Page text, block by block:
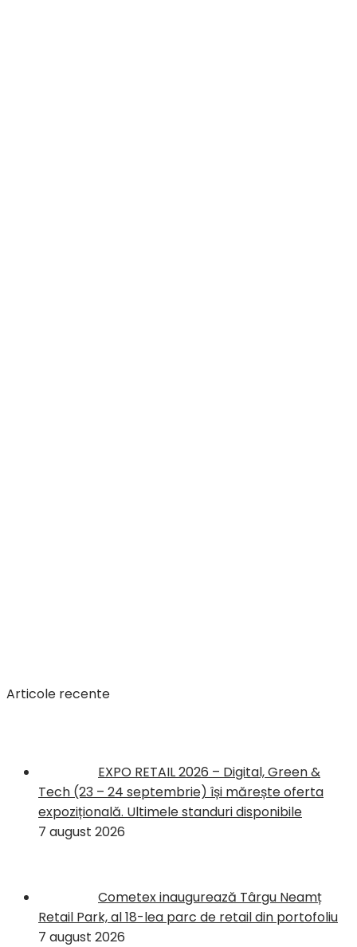
Articole recente
EXPO RETAIL 2026 – Digital, Green &
Tech (23 – 24 septembrie) își mărește oferta
expozițională. Ultimele standuri disponibile
7 august 2026
Cometex inaugurează Târgu Neamț
Retail Park, al 18-lea parc de retail din portofoliu
7 august 2026